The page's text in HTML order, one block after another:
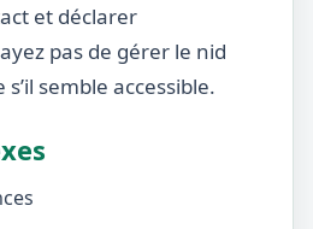
et déclarer
pas de gérer le nid
semble accessible.